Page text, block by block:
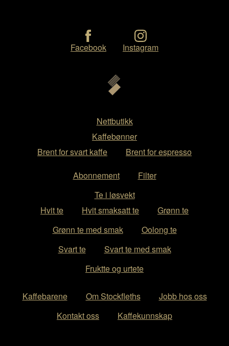
Facebook Instagram
Nettbutikk
Kaffebønner
Brent for svart kaffe
Brent for espresso
Abonnement
Filter
Te i løsvekt
Hvit te
Hvit smaksatt te
Grønn te
Grønn te med smak
Oolong te
Svart te
Svart te med smak
Fruktte og urtete
Kaffebarene Om Stockfleths
Jobb hos oss
Kontakt oss
Kaffekunnskap